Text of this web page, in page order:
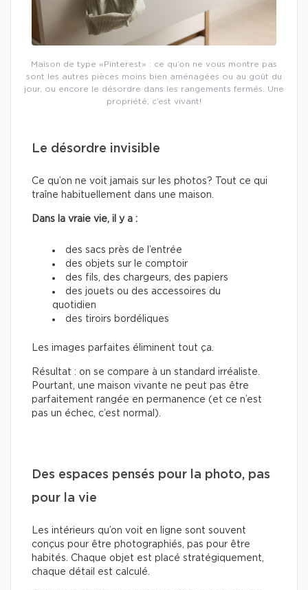
Maison de type «Pinterest» : ce qu’on ne vous montre pas
sont les autres pièces moins bien aménagées ou au goût du
jour, ou encore le désordre dans les rangements fermés. Une
propriété, c’est vivant!
Le désordre invisible
Ce qu’on ne voit jamais sur les photos? Tout ce qui
traîne habituellement dans une maison.
Dans la vraie vie, il y a :
des sacs près de l’entrée
des objets sur le comptoir
des fils, des chargeurs, des papiers
des jouets ou des accessoires du
quotidien
des tiroirs bordéliques
Les images parfaites éliminent tout ça.
Résultat : on se compare à un standard irréaliste.
Pourtant, une maison vivante ne peut pas être
parfaitement rangée en permanence (et ce n’est
pas un échec, c’est normal).
Des espaces pensés pour la photo, pas
pour la vie
Les intérieurs qu’on voit en ligne sont souvent
conçus pour être photographiés, pas pour être
habités. Chaque objet est placé stratégiquement,
chaque détail est calculé.